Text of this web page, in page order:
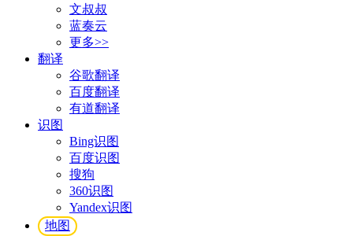
文叔叔
蓝奏云
更多>>
翻译
谷歌翻译
百度翻译
有道翻译
识图
Bing识图
百度识图
搜狗
360识图
Yandex识图
地图